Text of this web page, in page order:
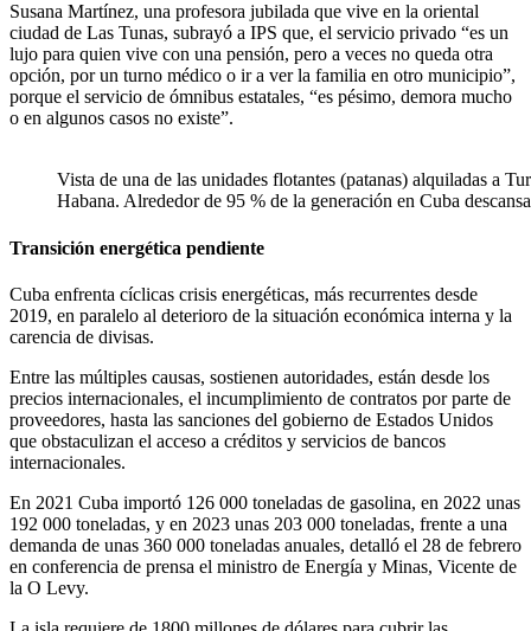
Susana Martínez, una profesora jubilada que vive en la oriental
ciudad de Las Tunas, subrayó a IPS que, el servicio privado “es un
lujo para quien vive con una pensión, pero a veces no queda otra
opción, por un turno médico o ir a ver la familia en otro municipio”,
porque el servicio de ómnibus estatales, “es pésimo, demora mucho
o en algunos casos no existe”.
Vista de una de las unidades flotantes (patanas) alquiladas a
Habana. Alrededor de 95 % de la generación en Cuba
Transición energética pendiente
Cuba enfrenta cíclicas crisis energéticas, más recurrentes desde
2019, en paralelo al deterioro de la situación económica interna y la
carencia de divisas.
Entre las múltiples causas, sostienen autoridades, están desde los
precios internacionales, el incumplimiento de contratos por parte de
proveedores, hasta las sanciones del gobierno de Estados Unidos
que obstaculizan el acceso a créditos y servicios de bancos
internacionales.
En 2021 Cuba importó 126 000 toneladas de gasolina, en 2022 unas
192 000 toneladas, y en 2023 unas 203 000 toneladas, frente a una
demanda de unas 360 000 toneladas anuales, detalló el 28 de febrero
en conferencia de prensa el ministro de Energía y Minas, Vicente de
la O Levy.